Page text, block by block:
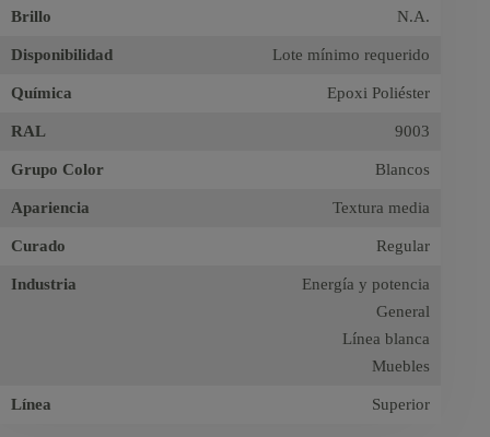
Brillo N.A.
Disponibilidad Lote mínimo requerido
Química Epoxi Poliéster
RAL 9003
Grupo Color Blancos
Apariencia Textura media
Curado Regular
Industria
Energía y potencia
General
Línea blanca
Muebles
Línea Superior